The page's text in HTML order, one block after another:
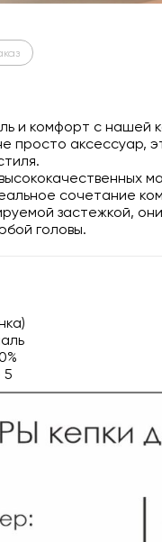
и комфорт с нашей
просто аксессуар,
сочетание
застежкой,
головы.
5